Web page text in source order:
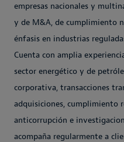
empresas nacionales y
y de M&A, de cumplimiento
énfasis en industrias
Cuenta con amplia
sector energético y de
corporativa, transacciones
adquisiciones, cumplimiento
anticorrupción e
acompaña regularmente a